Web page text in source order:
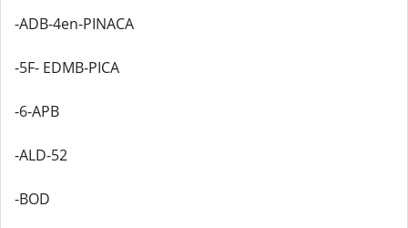
-ADB-4en-PINACA
-5F- EDMB-PICA
-6-APB
-ALD-52
-BOD